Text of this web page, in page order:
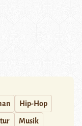
Hip-Hop
Musik